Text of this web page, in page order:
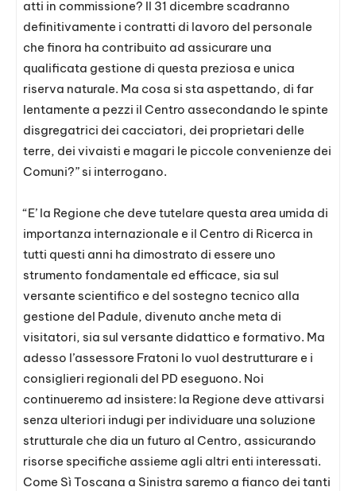
atti in commissione? Il 31 dicembre scadranno
definitivamente i contratti di lavoro del personale
che finora ha contribuito ad assicurare una
qualificata gestione di questa preziosa e unica
riserva naturale. Ma cosa si sta aspettando, di far
lentamente a pezzi il Centro assecondando le spinte
disgregatrici dei cacciatori, dei proprietari delle
terre, dei vivaisti e magari le piccole convenienze dei
Comuni?” si interrogano.
“E’ la Regione che deve tutelare questa area umida di
importanza internazionale e il Centro di Ricerca in
tutti questi anni ha dimostrato di essere uno
strumento fondamentale ed efficace, sia sul
versante scientifico e del sostegno tecnico alla
gestione del Padule, divenuto anche meta di
visitatori, sia sul versante didattico e formativo. Ma
adesso l’assessore Fratoni lo vuol destrutturare e i
consiglieri regionali del PD eseguono. Noi
continueremo ad insistere: la Regione deve attivarsi
senza ulteriori indugi per individuare una soluzione
strutturale che dia un futuro al Centro, assicurando
risorse specifiche assieme agli altri enti interessati.
Come Sì Toscana a Sinistra saremo a fianco dei tanti